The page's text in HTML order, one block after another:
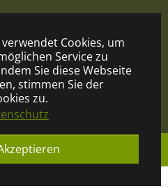
Cookies, um
Service zu
Sie diese Webseite
stimmen Sie der
zu.
Media-
amPodcast
und
DATENSCHUTZ